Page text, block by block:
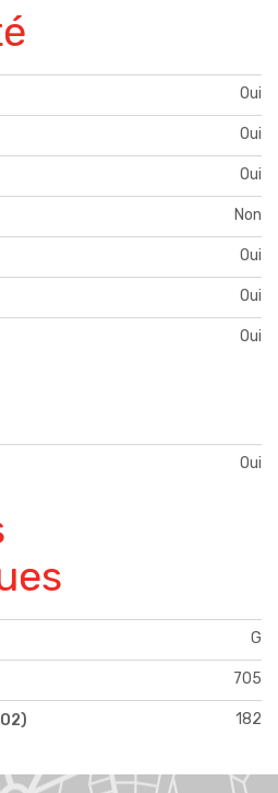
Oui
Oui
Oui
Non
Oui
Oui
Oui
Oui
G
705
182